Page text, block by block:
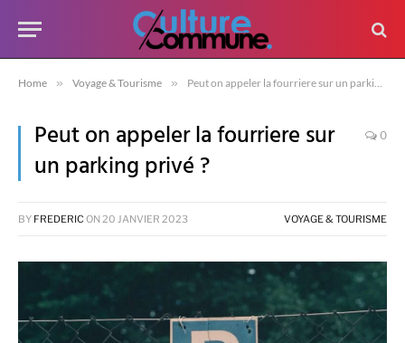
Home » Voyage & Tourisme » Peut on appeler la fourriere sur un parking privé ?
Peut on appeler la fourriere sur
un parking privé ?
0
BY FREDERIC ON 20 JANVIER 2023 VOYAGE & TOURISME